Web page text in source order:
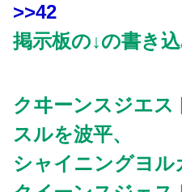
>>42
掲示板の↓の書き
クヰーンスジエス
スルを波平、
シャイニングヨル